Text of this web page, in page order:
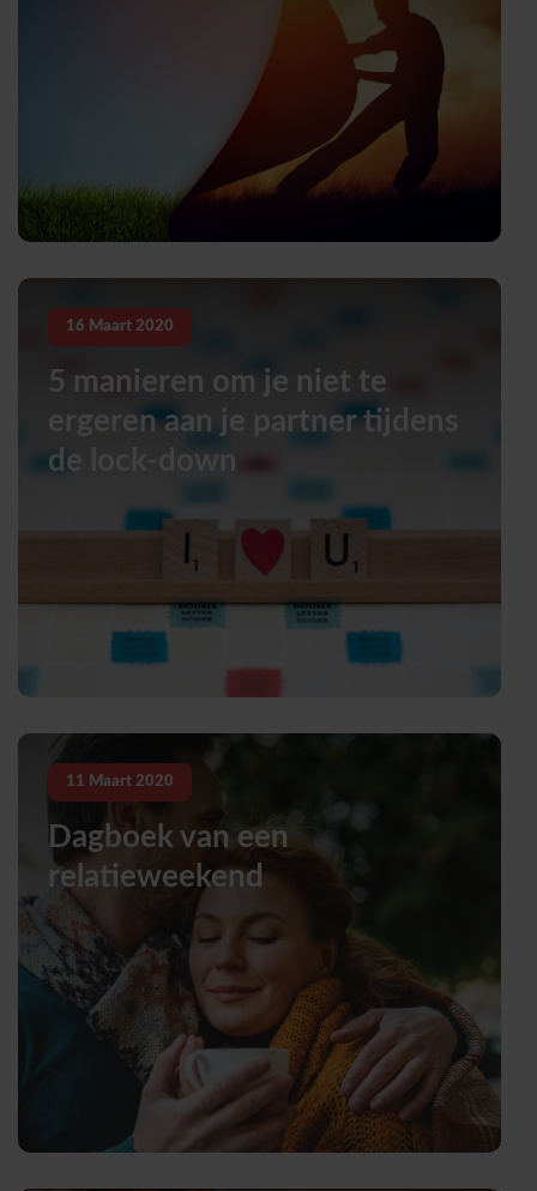
16 Maart 2020
5 manieren om je niet te
ergeren aan je partner tijdens
de lock-down
11 Maart 2020
Dagboek van een
relatieweekend